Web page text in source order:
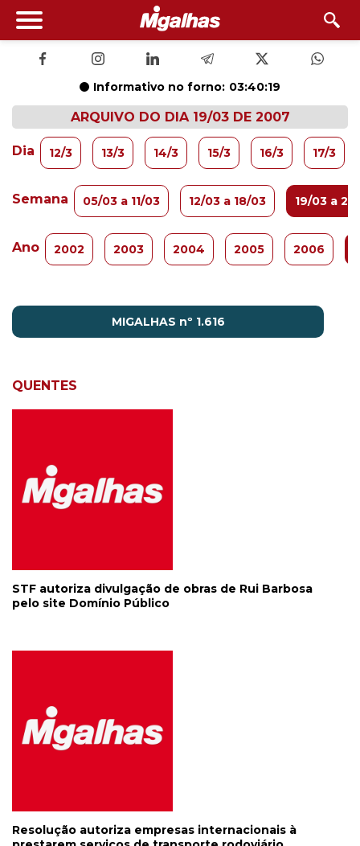
Informativo no forno: 03:40:18
ARQUIVO DO DIA 19/03 DE 2007
Dia 12/3 13/3 14/3 15/3 16/3 17/3
Semana 05/03 a 11/03 12/03 a 18/03 19/03 a
Ano 2002 2003 2004 2005 2006
MIGALHAS nº 1.616
QUENTES
STF autoriza divulgação de obras de Rui Barbosa
pelo site Domínio Público
Resolução autoriza empresas internacionais à